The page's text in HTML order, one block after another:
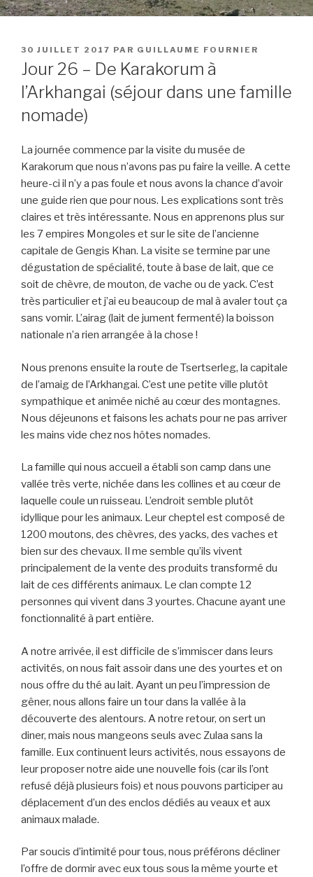
PUBLIÉ
LE
30 JUILLET 2017 PAR GUILLAUME FOURNIER
Jour 26 – De Karakorum à
l’Arkhangai (séjour dans une famille
nomade)
La journée commence par la visite du musée de
Karakorum que nous n’avons pas pu faire la veille. A cette
heure-ci il n’y a pas foule et nous avons la chance d’avoir
une guide rien que pour nous. Les explications sont très
claires et très intéressante. Nous en apprenons plus sur
les 7 empires Mongoles et sur le site de l’ancienne
capitale de Gengis Khan. La visite se termine par une
dégustation de spécialité, toute à base de lait, que ce
soit de chèvre, de mouton, de vache ou de yack. C’est
très particulier et j’ai eu beaucoup de mal à avaler tout ça
sans vomir. L’airag (lait de jument fermenté) la boisson
nationale n’a rien arrangée à la chose !
Nous prenons ensuite la route de Tsertserleg, la capitale
de l’amaig de l’Arkhangai. C’est une petite ville plutôt
sympathique et animée niché au cœur des montagnes.
Nous déjeunons et faisons les achats pour ne pas arriver
les mains vide chez nos hôtes nomades.
La famille qui nous accueil a établi son camp dans une
vallée très verte, nichée dans les collines et au cœur de
laquelle coule un ruisseau. L’endroit semble plutôt
idyllique pour les animaux. Leur cheptel est composé de
1200 moutons, des chèvres, des yacks, des vaches et
bien sur des chevaux. Il me semble qu’ils vivent
principalement de la vente des produits transformé du
lait de ces différents animaux. Le clan compte 12
personnes qui vivent dans 3 yourtes. Chacune ayant une
fonctionnalité à part entière.
A notre arrivée, il est difficile de s’immiscer dans leurs
activités, on nous fait assoir dans une des yourtes et on
nous offre du thé au lait. Ayant un peu l’impression de
gêner, nous allons faire un tour dans la vallée à la
découverte des alentours. A notre retour, on sert un
diner, mais nous mangeons seuls avec Zulaa sans la
famille. Eux continuent leurs activités, nous essayons de
leur proposer notre aide une nouvelle fois (car ils l’ont
refusé déjà plusieurs fois) et nous pouvons participer au
déplacement d’un des enclos dédiés au veaux et aux
animaux malade.
Par soucis d’intimité pour tous, nous préférons décliner
l’offre de dormir avec eux tous sous la même yourte et